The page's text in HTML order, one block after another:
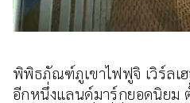
พิพิธภัณฑ์ภูเขาไฟฟูจิ เวิร์ลเ
อีกหนึ่งแลนด์มาร์กยอดนิยม